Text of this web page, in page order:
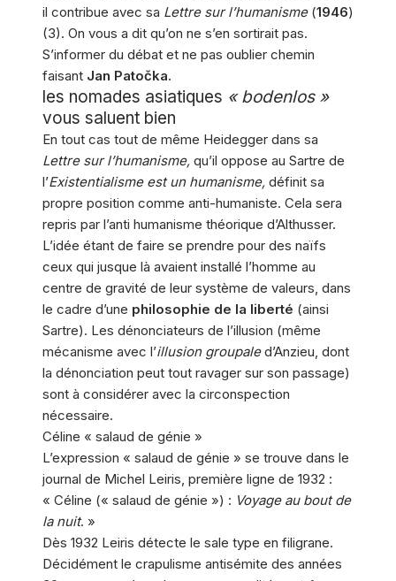
il contribue avec sa Lettre sur l’humanisme(1946)
(3). On vous a dit qu’on ne s’en sortirait pas.
S’informer du débat et ne pas oublier chemin
faisant Jan Patočka.
les nomades asiatiques « bodenlos »
vous saluent bien
En tout cas tout de même Heidegger dans sa
Lettre sur l’humanisme, qu’il oppose au Sartre de
l’Existentialisme est un humanisme, définit sa
propre position comme anti-humaniste. Cela sera
repris par l’anti humanisme théorique d’Althusser.
L’idée étant de faire se prendre pour des naïfs
ceux qui jusque là avaient installé l’homme au
centre de gravité de leur système de valeurs, dans
le cadre d’une philosophie de la liberté (ainsi
Sartre). Les dénonciateurs de l’illusion (même
mécanisme avec l’illusion groupaled’Anzieu, dont
la dénonciation peut tout ravager sur son passage)
sont à considérer avec la circonspection
nécessaire.
Céline « salaud de génie »
L’expression « salaud de génie » se trouve dans le
journal de Michel Leiris, première ligne de 1932 :
« Céline (« salaud de génie ») : Voyage au bout de
la nuit. »
Dès 1932 Leiris détecte le sale type en filigrane.
Décidément le crapulisme antisémite des années